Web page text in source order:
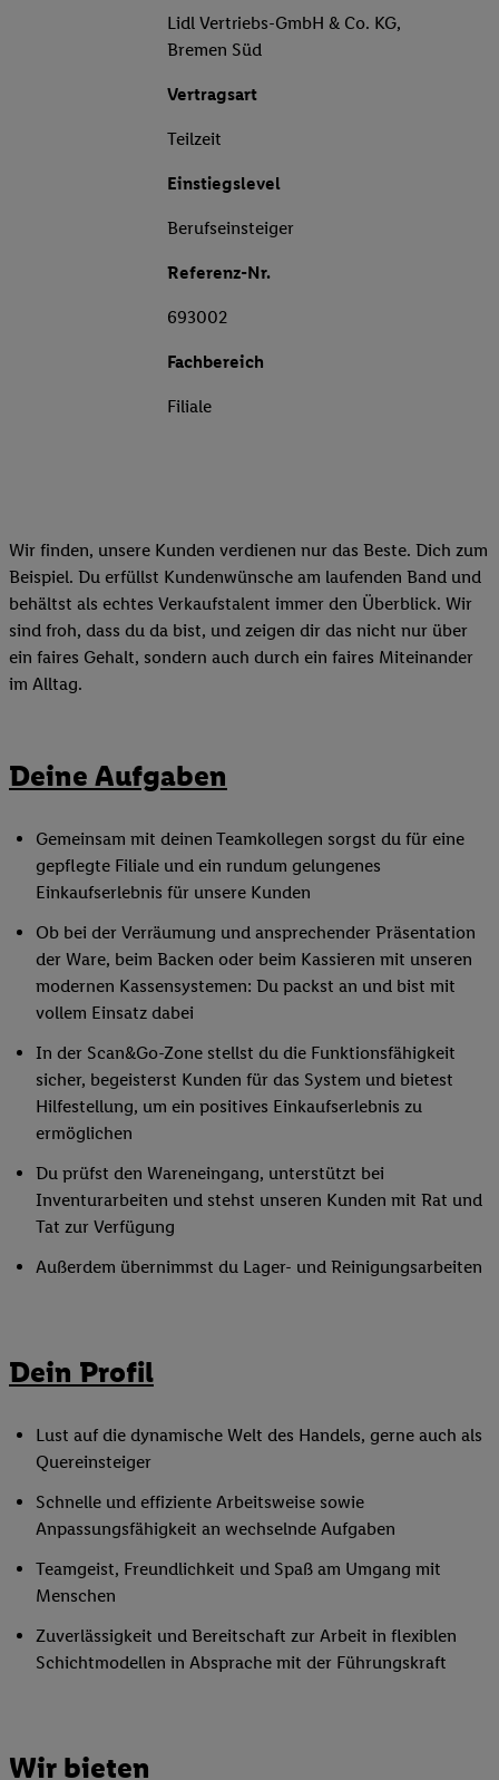
Lidl Vertriebs-GmbH & Co. KG,
Bremen Süd
Vertragsart
Teilzeit
Einstiegslevel
Berufseinsteiger
Referenz-Nr.
693002
Fachbereich
Filiale
Wir finden, unsere Kunden verdienen nur das Beste. Dich zum
Beispiel. Du erfüllst Kundenwünsche am laufenden Band und
behältst als echtes Verkaufstalent immer den Überblick. Wir
sind froh, dass du da bist, und zeigen dir das nicht nur über
ein faires Gehalt, sondern auch durch ein faires Miteinander
im Alltag.
Deine Aufgaben
Gemeinsam mit deinen Teamkollegen sorgst du für eine
gepflegte Filiale und ein rundum gelungenes
Einkaufserlebnis für unsere Kunden
Ob bei der Verräumung und ansprechender Präsentation
der Ware, beim Backen oder beim Kassieren mit unseren
modernen Kassensystemen: Du packst an und bist mit
vollem Einsatz dabei
In der Scan&Go-Zone stellst du die Funktionsfähigkeit
sicher, begeisterst Kunden für das System und bietest
Hilfestellung, um ein positives Einkaufserlebnis zu
ermöglichen
Du prüfst den Wareneingang, unterstützt bei
Inventurarbeiten und stehst unseren Kunden mit Rat und
Tat zur Verfügung
Außerdem übernimmst du Lager- und Reinigungsarbeiten
Dein Profil
Lust auf die dynamische Welt des Handels, gerne auch als
Quereinsteiger
Schnelle und effiziente Arbeitsweise sowie
Anpassungsfähigkeit an wechselnde Aufgaben
Teamgeist, Freundlichkeit und Spaß am Umgang mit
Menschen
Zuverlässigkeit und Bereitschaft zur Arbeit in flexiblen
Schichtmodellen in Absprache mit der Führungskraft
Wir bieten